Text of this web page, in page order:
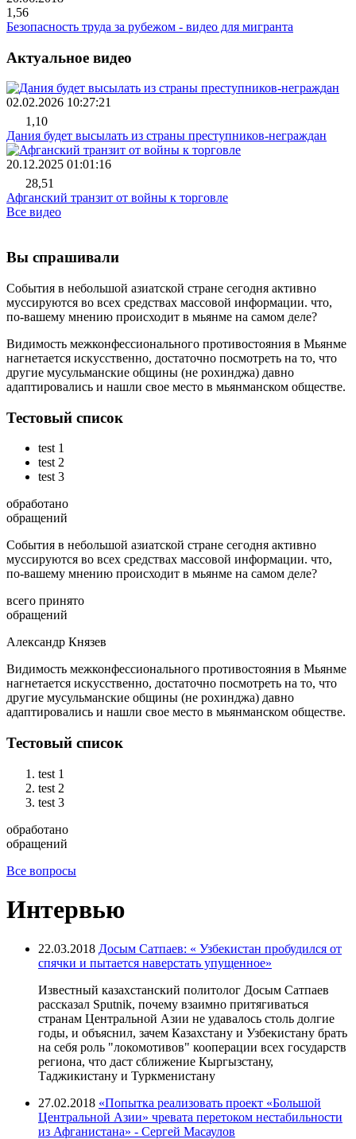
1,56
Безопасность труда за рубежом - видео для мигранта
Актуальное видео
02.02.2026 10:27:21
1,10
Дания будет высылать из страны преступников-неграждан
20.12.2025 01:01:16
28,51
Афганский транзит от войны к торговле
Все видео
Вы спрашивали
События в небольшой азиатской стране сегодня активно
муссируются во всех средствах массовой информации. что,
по-вашему мнению происходит в мьянме на самом деле?
Видимость межконфессионального противостояния в Мьянме
нагнетается искусственно, достаточно посмотреть на то, что
другие мусульманские общины (не рохинджа) давно
адаптировались и нашли свое место в мьянманском обществе.
Тестовый список
test 1
test 2
test 3
обработано
обращений
События в небольшой азиатской стране сегодня активно
муссируются во всех средствах массовой информации. что,
по-вашему мнению происходит в мьянме на самом деле?
всего принято
обращений
Александр Князев
Видимость межконфессионального противостояния в Мьянме
нагнетается искусственно, достаточно посмотреть на то, что
другие мусульманские общины (не рохинджа) давно
адаптировались и нашли свое место в мьянманском обществе.
Тестовый список
test 1
test 2
test 3
обработано
обращений
Все вопросы
Интервью
22.03.2018 Досым Сатпаев: « Узбекистан пробудился от
спячки и пытается наверстать упущенное»
Известный казахстанский политолог Досым Сатпаев
рассказал Sputnik, почему взаимно притягиваться
странам Центральной Азии не удавалось столь долгие
годы, и объяснил, зачем Казахстану и Узбекистану брать
на себя роль "локомотивов" кооперации всех государств
региона, что даст сближение Кыргызстану,
Таджикистану и Туркменистану
27.02.2018 «Попытка реализовать проект «Большой
Центральной Азии» чревата перетоком нестабильности
из Афганистана» - Сергей Масаулов